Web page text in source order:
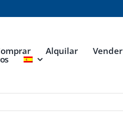
Alquilar Vender